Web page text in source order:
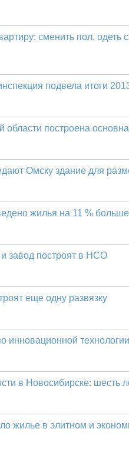
сменить пол, одеть
подвела итоги
области построена
Омску здание для
жилья на 11 %
завод построят в НСО
еще одну развязку
инновационной технологии
в Новосибирске: шесть
жилье в элитном и